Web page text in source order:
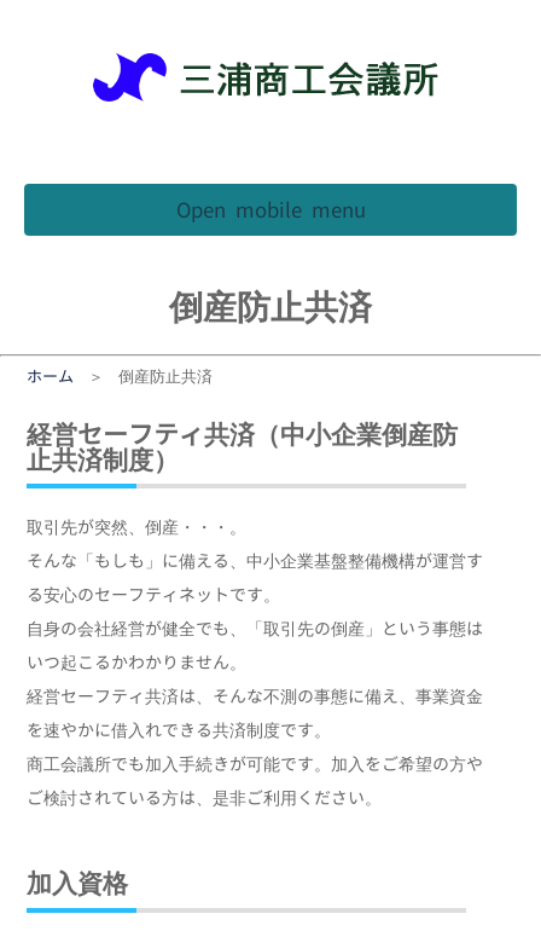
Open mobile menu
受けたい方
方
たい方
門相談
確定申告
険事務代行
路開拓
ォーム助成金
習慣病健診
る優待施設一覧
ルマガジン
込配布サービス
証明書取次
化委託申請
路回数券の販売
検定試験
業務災害
報漏えい
防止共済
制度提携会社
料割引サービス
特産品
ツナ之介
店さがし
業所訪問記
倒産防止共済
ホーム ＞ 倒産防止共済
経営セーフティ共済（中小企業倒産防
止共済制度）
取引先が突然、倒産・・・。
そんな「もしも」に備える、中小企業基盤整備機構が運営す
る安心のセーフティネットです。
自身の会社経営が健全でも、「取引先の倒産」という事態は
いつ起こるかわかりません。
経営セーフティ共済は、そんな不測の事態に備え、事業資金
を速やかに借入れできる共済制度です。
商工会議所でも加入手続きが可能です。加入をご希望の方や
ご検討されている方は、是非ご利用ください。
加入資格